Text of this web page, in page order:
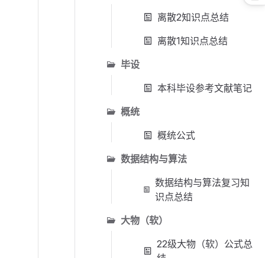
离散2知识点总结
离散1知识点总结
毕设
本科毕设参考文献笔记
概统
概统公式
数据结构与算法
数据结构与算法复习知
识点总结
大物（软）
22级大物（软）公式总